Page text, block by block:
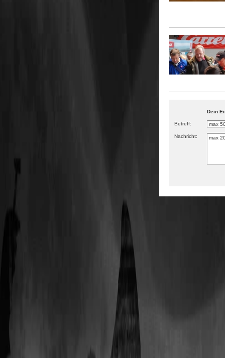
Dein
Betreff:
Nachricht: